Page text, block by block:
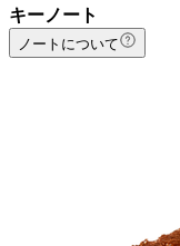
キーノート
ノートについて